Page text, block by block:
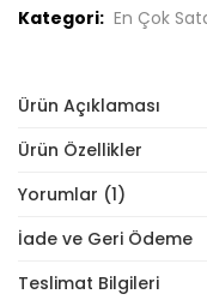
Kategori: En Çok
Ürün Açıklaması
Ürün Özellikler
Yorumlar (1)
İade ve Geri Ödeme
Teslimat Bilgileri